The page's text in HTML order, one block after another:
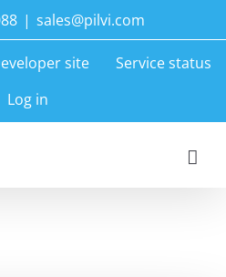
| sales@pilvi.com
site
Service status
Log in